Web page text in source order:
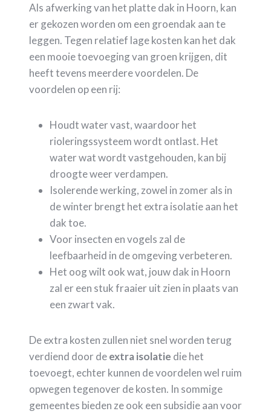
Als afwerking van het platte dak in Hoorn, kan
er gekozen worden om een groendak aan te
leggen. Tegen relatief lage kosten kan het dak
een mooie toevoeging van groen krijgen, dit
heeft tevens meerdere voordelen. De
voordelen op een rij:
Houdt water vast, waardoor het
rioleringssysteem wordt ontlast. Het
water wat wordt vastgehouden, kan bij
droogte weer verdampen.
Isolerende werking, zowel in zomer als in
de winter brengt het extra isolatie aan het
dak toe.
Voor insecten en vogels zal de
leefbaarheid in de omgeving verbeteren.
Het oog wilt ook wat, jouw dak in Hoorn
zal er een stuk fraaier uit zien in plaats van
een zwart vak.
De extra kosten zullen niet snel worden terug
verdiend door deextra isolatie die het
toevoegt, echter kunnen de voordelen wel ruim
opwegen tegenover de kosten. In sommige
gemeentes bieden ze ook een subsidie aan voor